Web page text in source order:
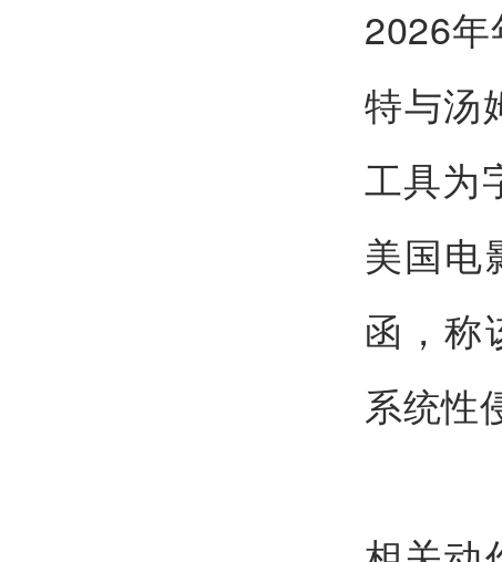
2026年
特与汤
工具为
美国电
函，称
系统性